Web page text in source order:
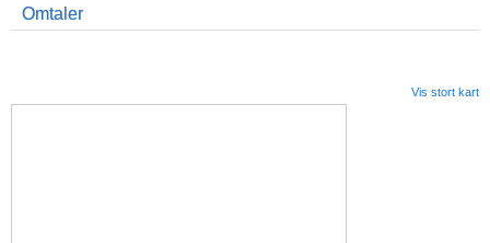
Omtaler
Vis stort kart